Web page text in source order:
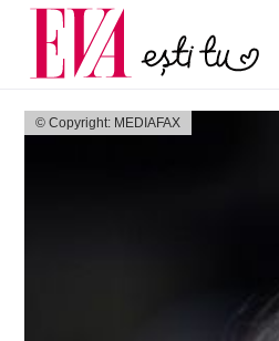
© Copyright: MEDIAFAX
Carieră
Actualitate